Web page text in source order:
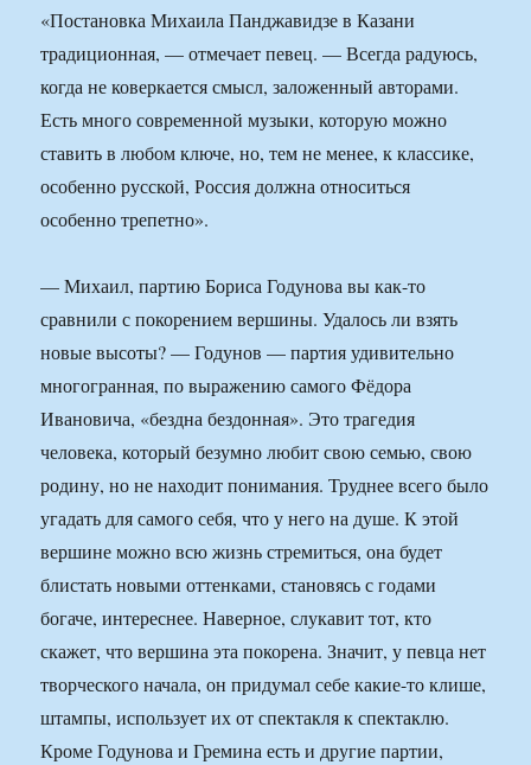
«Постановка Михаила Панджавидзе в Казани
традиционная, — отмечает певец. — Всегда радуюсь,
когда не коверкается смысл, заложенный авторами.
Есть много современной музыки, которую можно
ставить в любом ключе, но, тем не менее, к классике,
особенно русской, Россия должна относиться
особенно трепетно».
— Михаил, партию Бориса Годунова вы как-то
сравнили с покорением вершины. Удалось ли взять
новые высоты? — Годунов — партия удивительно
многогранная, по выражению самого Фёдора
Ивановича, «бездна бездонная». Это трагедия
человека, который безумно любит свою семью, свою
родину, но не находит понимания. Труднее всего было
угадать для самого себя, что у него на душе. К этой
вершине можно всю жизнь стремиться, она будет
блистать новыми оттенками, становясь с годами
богаче, интереснее. Наверное, слукавит тот, кто
скажет, что вершина эта покорена. Значит, у певца нет
творческого начала, он придумал себе какие-то клише,
штампы, использует их от спектакля к спектаклю.
Кроме Годунова и Гремина есть и другие партии,